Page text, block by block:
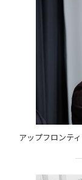
アップフロンテ